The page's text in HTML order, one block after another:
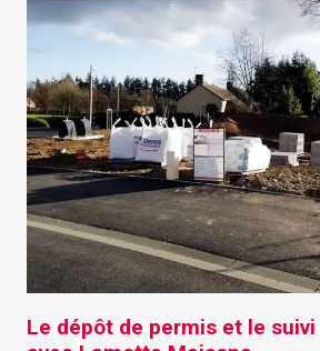
Le dépôt de permis et le